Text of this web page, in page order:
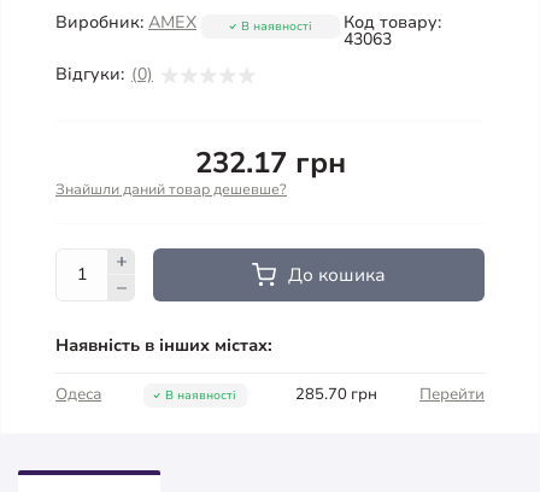
Виробник: AMEX Код товару:
43063
Відгуки: (0)
В наявності
232.17 грн
Знайшли даний товар дешевше?
До кошика
Наявність в інших містах:
Одеса В наявності 285.70 грн Перейти